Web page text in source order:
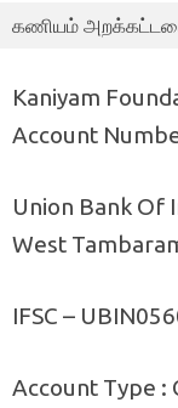
கணியம்
Kaniyam
Account
Union Bank Of
West
IFSC –
Account Type :